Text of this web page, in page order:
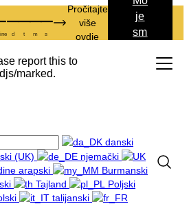
–
d
–
t
–
m
–
s
Pročitajte
više
ovdje
je
sm
danski
(UK)
njemački
arapski
Burmanski
Tajland
Poljski
talijanski